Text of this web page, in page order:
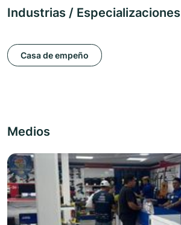
Industrias / Especializaciones
Casa de empeño
Medios